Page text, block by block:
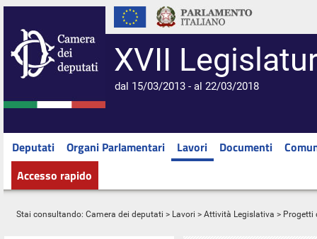
XVII
dal 15/03/2013 - al 22/03/2018
Deputati Organi Parlamentari Lavori Documenti
Accesso rapido
Stai consultando: Camera dei deputati > Lavori > Attività Legislativa > Progetti